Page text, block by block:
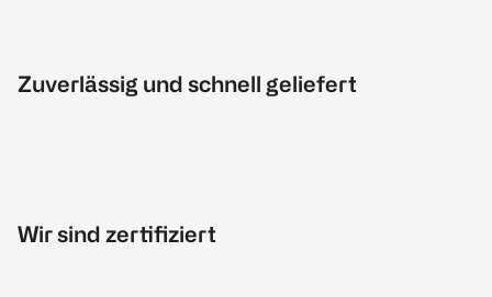
Zuverlässig und schnell geliefert
Wir sind zertifiziert